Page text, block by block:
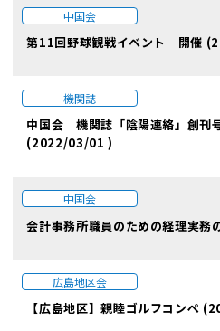
中国会
第11回野球観戦イベント 開催
機関誌
中国会 機関誌「陰陽連絡」創
(2022/03/01 )
中国会
会計事務所職員のための経理実
広島地区会
【広島地区】親睦ゴルフコンペ